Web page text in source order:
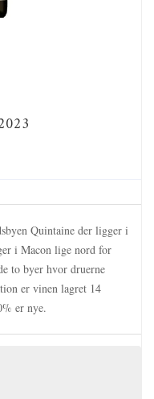
Quintaine der ligger i
i Macon lige nord for
to byer hvor druerne
er vinen lagret 14
er nye.